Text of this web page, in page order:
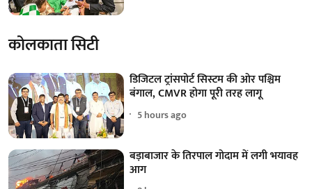
कोलकाता सिटी
डिजिटल ट्रांसपोर्ट सिस्टम की ओर पश्चिम
बंगाल, CMVR होगा पूरी तरह लागू
5 hours ago
बड़ाबाजार के तिरपाल गोदाम में लगी भयावह
आग